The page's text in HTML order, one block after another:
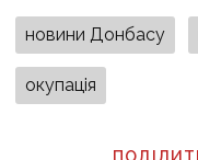
новини Донбасу
окупація